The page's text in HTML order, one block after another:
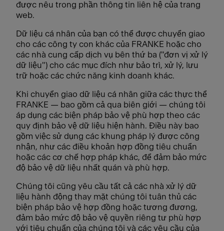
được nêu trong phần thông tin liên hệ của trang
web.
Dữ liệu cá nhân của bạn có thể được chuyển giao
cho các công ty con khác của FRANKE hoặc cho
các nhà cung cấp dịch vụ bên thứ ba ("đơn vị xử lý
dữ liệu") cho các mục đích như bảo trì, xử lý, lưu
trữ hoặc các chức năng kinh doanh khác.
Khi chuyển giao dữ liệu cá nhân giữa các thực thể
FRANKE — bao gồm cả qua biên giới — chúng tôi
áp dụng các biện pháp bảo vệ phù hợp theo các
quy định bảo vệ dữ liệu hiện hành. Điều này bao
gồm việc sử dụng các khung pháp lý được công
nhận, như các điều khoản hợp đồng tiêu chuẩn
hoặc các cơ chế hợp pháp khác, để đảm bảo mức
độ bảo vệ dữ liệu nhất quán và phù hợp.
Chúng tôi cũng yêu cầu tất cả các nhà xử lý dữ
liệu hành động thay mặt chúng tôi tuân thủ các
biện pháp bảo vệ hợp đồng hoặc tương đương,
đảm bảo mức độ bảo vệ quyền riêng tư phù hợp
với tiêu chuẩn của chúng tôi và các yêu cầu của